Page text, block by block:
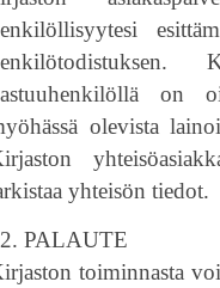
on
olevista
yhteisön tiedot.
PALAUTE
toiminnasta